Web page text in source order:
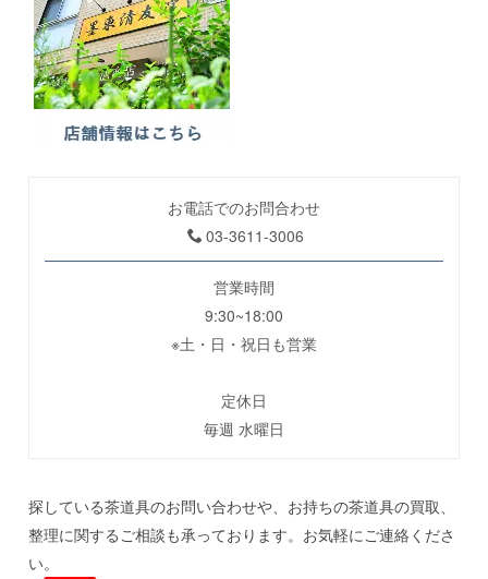
お電話でのお問合わせ
03-3611-3006
営業時間
9:30~18:00
※土・日・祝日も営業
定休日
毎週 水曜日
探している茶道具のお問い合わせや、お持ちの茶道具の買取、
整理に関するご相談も承っております。お気軽にご連絡くださ
い。